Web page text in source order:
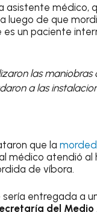
asistente médico,
luego de que
un paciente
las
a las
que la
médico atendió
de víbora.
entregada a
del Medio